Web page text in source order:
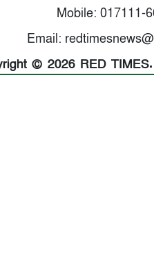
Mobile: 017111-
Email:
© 2026 RED